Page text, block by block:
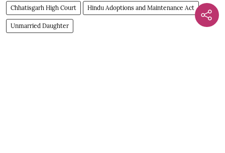
Chhatisgarh High Court Hindu Adoptions and Maintenance Act
Unmarried Daughter